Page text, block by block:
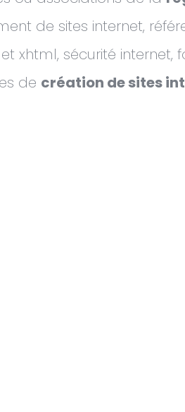
de sites internet,
sécurité internet,
de création de sites